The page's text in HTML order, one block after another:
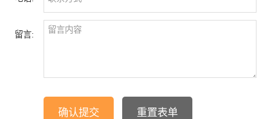
留言: